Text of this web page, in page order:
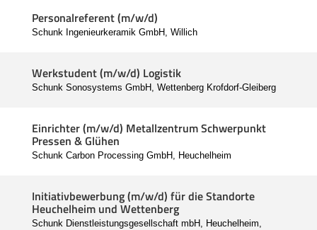
Personalreferent (m/w/d)
Schunk Ingenieurkeramik GmbH, Willich
Werkstudent (m/w/d) Logistik
Schunk Sonosystems GmbH, Wettenberg Krofdorf-Gleiberg
Einrichter (m/w/d) Metallzentrum Schwerpunkt
Pressen & Glühen
Schunk Carbon Processing GmbH, Heuchelheim
Initiativbewerbung (m/w/d) für die Standorte
Heuchelheim und Wettenberg
Schunk Dienstleistungsgesellschaft mbH, Heuchelheim,